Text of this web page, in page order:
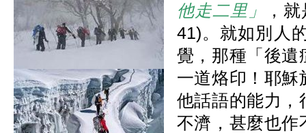
他走二里」
，
41)。就如別人
覺，那種「後遺
一道烙印！耶穌
他話語的能力，
不濟，甚麼也作